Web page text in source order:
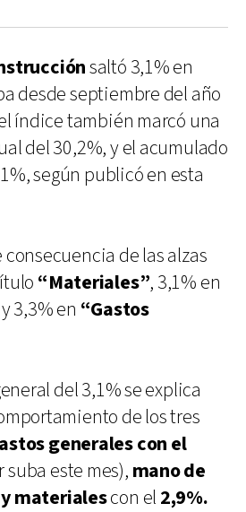
saltó 3,1% en
desde septiembre del año
índice también marcó una
del 30,2%, y el acumulado
según publicó en esta
de las alzas
“Materiales”, 3,1% en
y 3,3% en “Gastos
del 3,1% se explica
de los tres
generales con el
suba este mes), mano de
materialescon el 2,9%.